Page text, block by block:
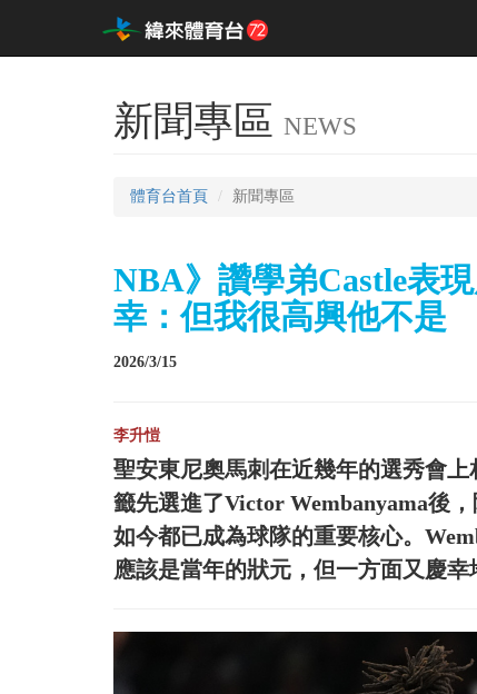
新聞專區 NEWS
體育台首頁 新聞專區
NBA》讚學弟Castle表
幸：但我很高興他不是
2026/3/15
李升愷
聖安東尼奧馬刺在近幾年的選秀會
籤先選進了Victor Wembanyama後
如今都已成為球隊的重要核心。
應該是當年的狀元，但一方面又慶幸